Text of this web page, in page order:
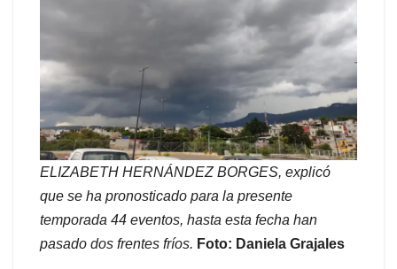
ELIZABETH HERNÁNDEZ BORGES, explicó
que se ha pronosticado para la presente
temporada 44 eventos, hasta esta fecha han
pasado dos frentes fríos. Foto: Daniela Grajales